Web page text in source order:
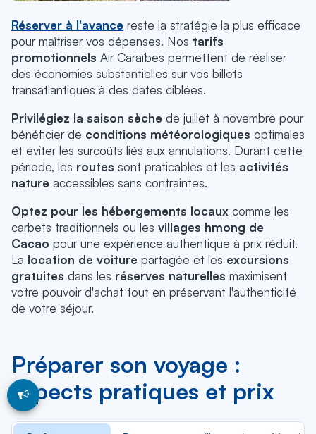
Réserver à l'avance reste la stratégie la plus efficace
pour maîtriser vos dépenses. Nos tarifs
promotionnels Air Caraïbes permettent de réaliser
des économies substantielles sur vos billets
transatlantiques à des dates ciblées.
Privilégiez la saison sèche de juillet à novembre pour
bénéficier de conditions météorologiques optimales
et éviter les surcoûts liés aux annulations. Durant cette
période, les routes sont praticables et les activités
nature accessibles sans contraintes.
Optez pour les hébergements locaux comme les
carbets traditionnels ou les villages hmong de
Cacao pour une expérience authentique à prix réduit.
La location de voiture partagée et les excursions
gratuites dans les réserves naturelles maximisent
votre pouvoir d'achat tout en préservant l'authenticité
de votre séjour.
Préparer son voyage :
aspects pratiques et prix